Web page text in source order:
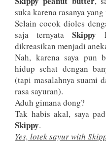
suka karena rasanya
Selain cocok dioles
saja ternyataSkippy
dikreasikan menjadi
Nah, karena saya pun
hidup sehat dengan
(tapi masalahnya suami
rasa sayuran).
Aduh gimana dong?
Tak habis akal, saya
Skippy.
Yes, lotek sayur with